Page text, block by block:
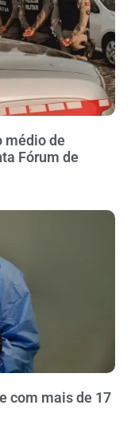
médio de
Fórum de
com mais de 17